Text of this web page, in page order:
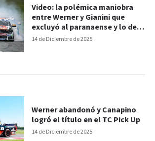
14 de Diciembre de 2025
Video: la polémica maniobra
entre Werner y Gianini que
excluyó al paranaense y lo dejó
fuera de la pelea del título del
14 de Diciembre de 2025
Werner abandonó y Canapino
logró el título en el TC Pick Up